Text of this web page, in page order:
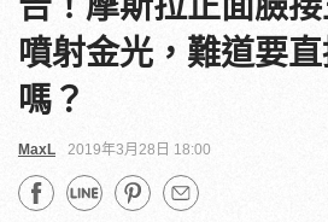
噴射金光，難道要
嗎？
MaxL 2019年3月28日 18:00